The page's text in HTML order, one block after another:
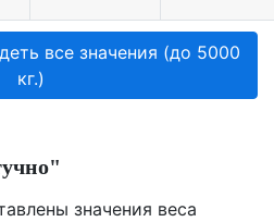
все значения (до 5000
кг.)
значения веса